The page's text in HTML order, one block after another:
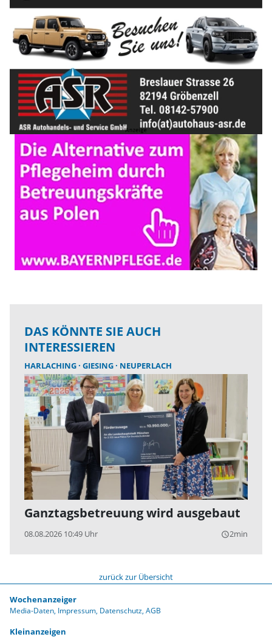
DAS KÖNNTE SIE AUCH
INTERESSIEREN
HARLACHING GIESING NEUPERLACH
Ganztagsbetreuung wird ausgebaut
08.08.2026 10:49 Uhr query_builder2min
zurück zur Übersicht
Wochenanzeiger
Media-Daten Impressum Datenschutz AGB
Kleinanzeigen